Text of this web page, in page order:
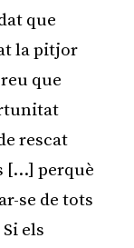
que
la pitjor
que
rescat
[…] perquè
se de tots
els